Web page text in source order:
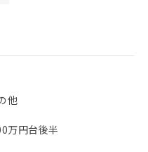
他
万円台後半